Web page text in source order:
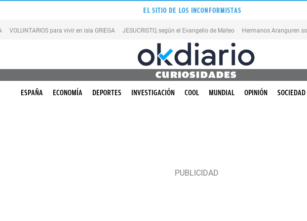
EL SITIO DE LOS INCONFORMISTAS
VOLUNTARIOS para vivir en isla GRIEGA JESUCRISTO, según el Evangelio de Mateo Hermanos Aranguren
CURIOSIDADES
ESPAÑA ECONOMÍA DEPORTES INVESTIGACIÓN COOL MUNDIAL OPINIÓN SOCIEDAD